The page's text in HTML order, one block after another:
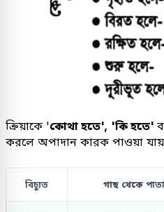
ক্রিয়াকে 'কোথা হতে', 'কি হতে'
করলে অপাদান কারক পাওয়া
বিচ্যুত গাছ থেকে